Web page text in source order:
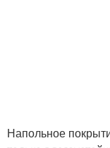
Напольное